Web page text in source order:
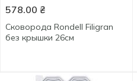
578.00 ₴
Сковорода Rondell Filigran
без крышки 26см